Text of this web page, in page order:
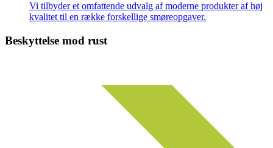
Vi tilbyder et omfattende udvalg af moderne produkter af høj
kvalitet til en række forskellige smøreopgaver.
Beskyttelse mod rust